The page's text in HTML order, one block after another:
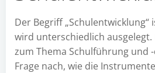
Der Begriff
wird unterschiedlich
zum Thema Schulführung und
Frage nach, wie die